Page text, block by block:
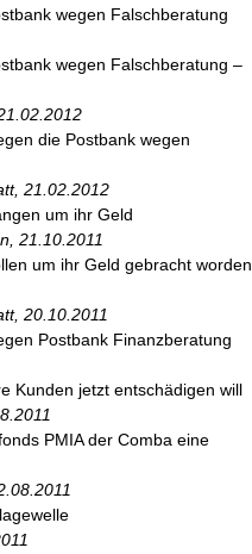
wegen Falschberatung
wegen Falschberatung –
die Postbank wegen
21.02.2012
um ihr Geld
21.10.2011
um ihr Geld gebracht worden
20.10.2011
Postbank Finanzberatung
Kunden jetzt entschädigen will
PMIA der Comba eine